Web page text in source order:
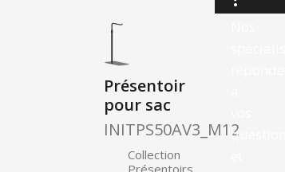
Présentoir
pour sac
INITPS50AV3_M12
Collection
questions